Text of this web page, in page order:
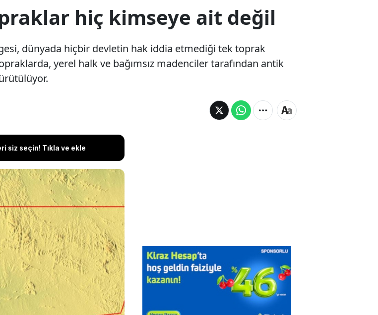
hiç kimseye ait değil
dünyada hiçbir devletin hak iddia etmediği tek toprak
yerel halk ve bağımsız madenciler tarafından antik
siz seçin! Tıkla ve ekle
Bir Tawil bölgesi, dünyada hiçbir
parçası olma özelliğini
halk ve bağımsız
yoğun altın çıkarma